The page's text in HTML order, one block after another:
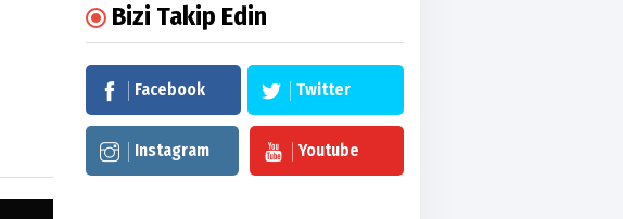
Bizi Takip Edin
Facebook Twitter
Instagram Youtube